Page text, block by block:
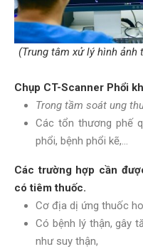
(Trung tâm xử lý hình
Chụp CT-Scanner Phổi
Trong tầm soát ung
Các tổn thương phế
phổi, bệnh phổi kẽ,…
Các trường hợp cần
có tiêm thuốc.
Cơ địa dị ứng thuốc
Có bệnh lý thận, gây
như suy thận,